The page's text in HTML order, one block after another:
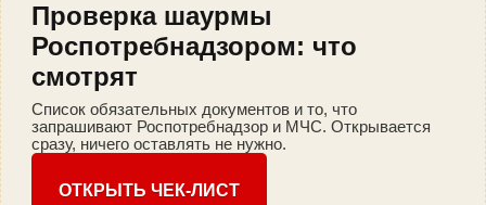
Проверка шаурмы
Роспотребнадзором: что
смотрят
Список обязательных документов и то, что
запрашивают Роспотребнадзор и МЧС. Открывается
сразу, ничего оставлять не нужно.
ОТКРЫТЬ ЧЕК-ЛИСТ